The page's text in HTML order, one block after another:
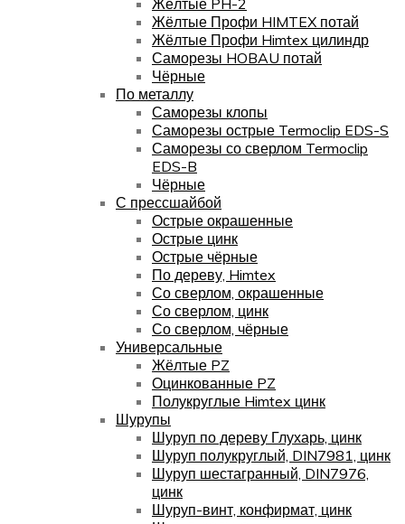
Жёлтые Профи HIMTEX потай
Жёлтые Профи Himtex цилиндр
Саморезы HOBAU потай
Чёрные
По металлу
Саморезы клопы
Саморезы острые Termoclip EDS-S
Саморезы со сверлом Termoclip
EDS-B
Чёрные
С прессшайбой
Острые окрашенные
Острые цинк
Острые чёрные
По дереву, Himtex
Со сверлом, окрашенные
Со сверлом, цинк
Со сверлом, чёрные
Универсальные
Жёлтые PZ
Оцинкованные PZ
Полукруглые Himtex цинк
Шурупы
Шуруп по дереву Глухарь, цинк
Шуруп полукруглый, DIN7981, цинк
Шуруп шестагранный, DIN7976,
цинк
Шуруп-винт, конфирмат, цинк